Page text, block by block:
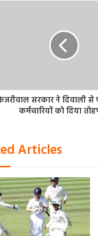
सरकार ने दिवाली
कर्मचारियों को दिया
Articles